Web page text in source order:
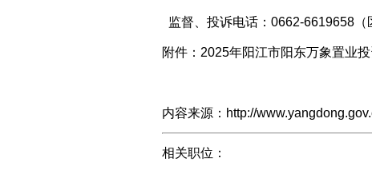
监督、投诉电话：0662-6619658（
附件：2025年阳江市阳东万象置业
内容来源：http://
相关职位：